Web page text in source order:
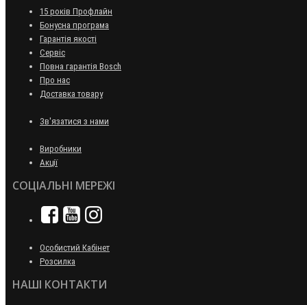
15 років Профлайн
Бонусна програма
Гарантія якості
Сервіс
Повна гарантія Bosch
Про нас
Доставка товару
Зв'язатися з нами
Виробники
Акції
СОЦІАЛЬНІ МЕРЕЖІ
Особистий Кабінет
Розсилка
НАШІ КОНТАКТИ